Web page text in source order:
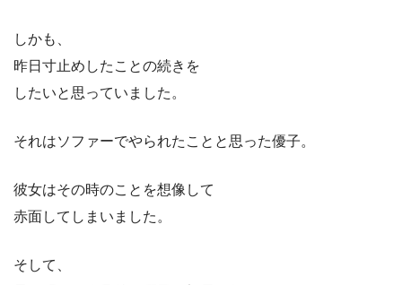
しかも、
昨日寸止めしたことの続きを
したいと思っていました。
それはソファーでやられたことと思った優子。
彼女はその時のことを想像して
赤面してしまいました。
そして、